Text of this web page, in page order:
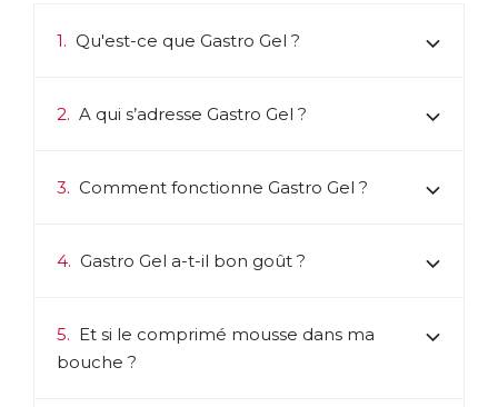
1. Qu'est-ce que Gastro Gel ?
2. A qui s’adresse Gastro Gel ?
3. Comment fonctionne Gastro Gel ?
4. Gastro Gel a-t-il bon goût ?
5. Et si le comprimé mousse dans ma
bouche ?